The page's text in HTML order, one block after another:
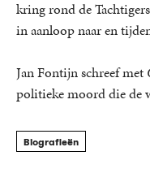
kring rond de
in aanloop naar en
Jan Fontijn schreef met
politieke moord die de
Biografieën